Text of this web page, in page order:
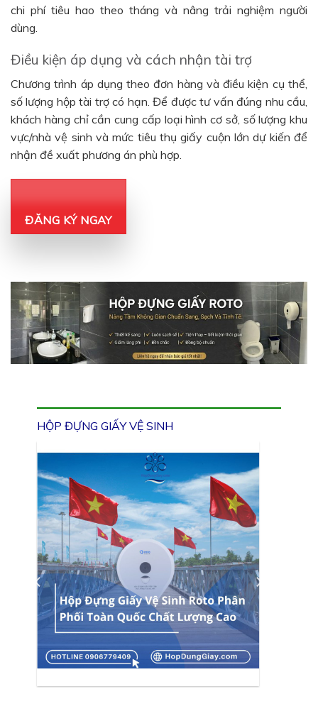
chi phí tiêu hao theo tháng và nâng trải nghiệm người
dùng.
Điều kiện áp dụng và cách nhận tài trợ
Chương trình áp dụng theo đơn hàng và điều kiện cụ thể,
số lượng hộp tài trợ có hạn. Để được tư vấn đúng nhu cầu,
khách hàng chỉ cần cung cấp loại hình cơ sở, số lượng khu
vực/nhà vệ sinh và mức tiêu thụ giấy cuộn lớn dự kiến để
nhận đề xuất phương án phù hợp.
ĐĂNG KÝ NGAY
HỘP ĐỰNG GIẤY VỆ SINH